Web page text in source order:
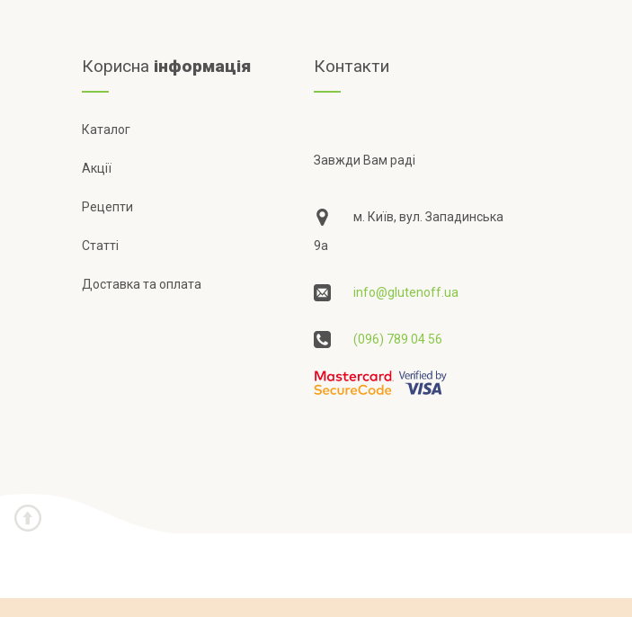
Корисна інформація
Каталог
Акції
Рецепти
Статті
Доставка та оплата
Контакти
Завжди Вам раді
м. Київ, вул. Западинська
9а
info@glutenoff.ua
(096) 789 04 56